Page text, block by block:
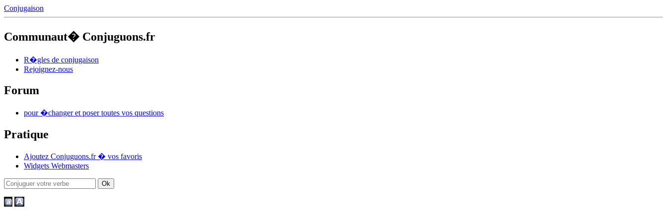
Conjugaison
Communaut� Conjuguons.fr
R�gles de conjugaison
Rejoignez-nous
Forum
pour �changer et poser toutes vos questions
Pratique
Ajoutez Conjuguons.fr � vos favoris
Widgets Webmasters